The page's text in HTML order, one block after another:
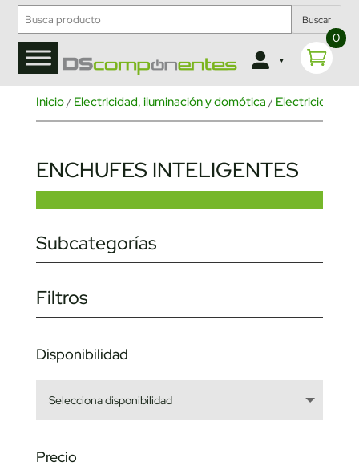
Buscar
0
Inicio/ Electricidad, iluminación y domótica / Electricidad
ENCHUFES INTELIGENTES
Subcategorías
Filtros
Disponibilidad
Precio